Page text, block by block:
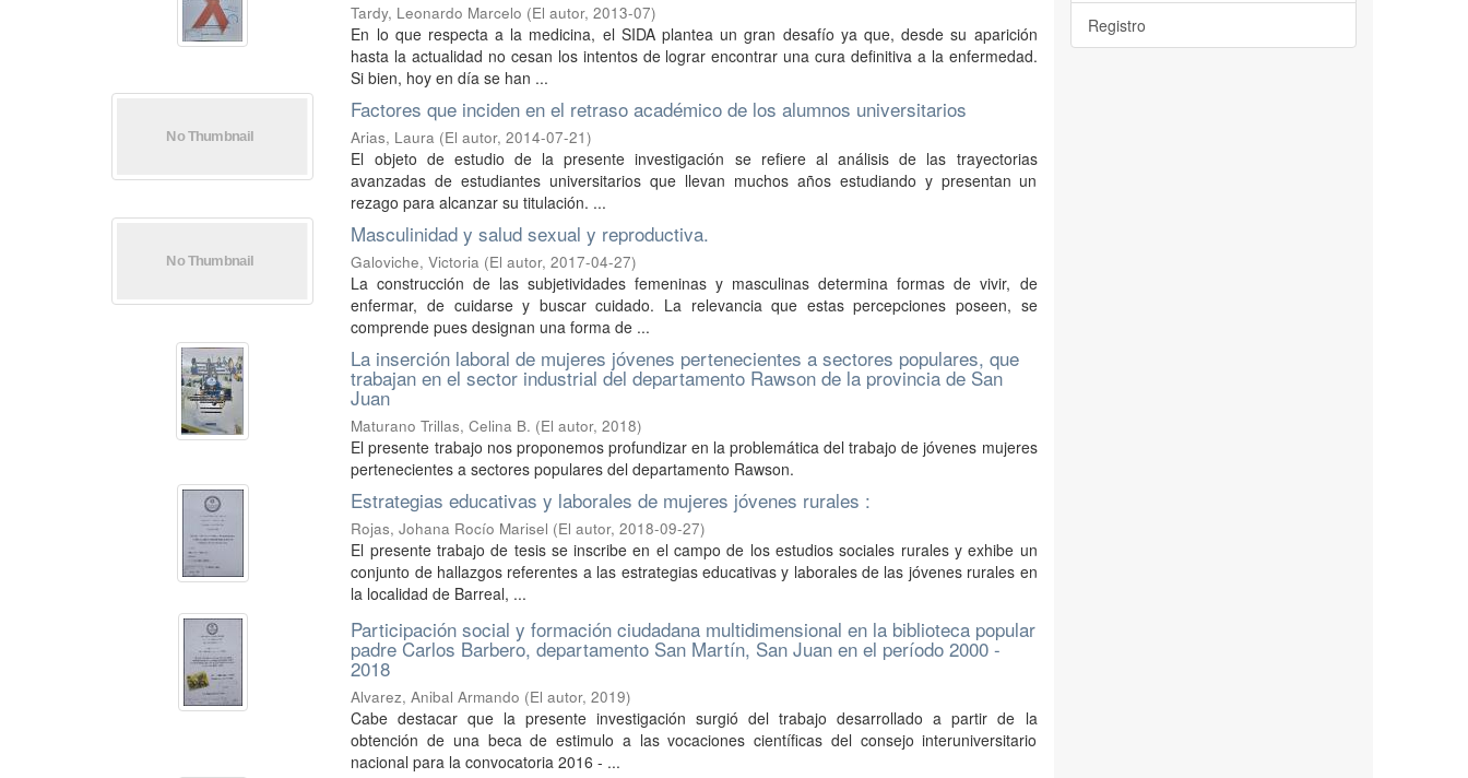
Tardy, Leonardo Marcelo (El autor,2013-07)
En lo que respecta a la medicina, el SIDA plantea un gran desafío ya que, desde su aparición
hasta la actualidad no cesan los intentos de lograr encontrar una cura definitiva a la enfermedad.
Si bien, hoy en día se han ...
Factores que inciden en el retraso académico de los alumnos universitarios
Arias, Laura (El autor,2014-07-21)
El objeto de estudio de la presente investigación se refiere al análisis de las trayectorias
avanzadas de estudiantes universitarios que llevan muchos años estudiando y presentan un
rezago para alcanzar su titulación. ...
Masculinidad y salud sexual y reproductiva.
Galoviche, Victoria (El autor,2017-04-27)
La construcción de las subjetividades femeninas y masculinas determina formas de vivir, de
enfermar, de cuidarse y buscar cuidado. La relevancia que estas percepciones poseen, se
comprende pues designan una forma de ...
La inserción laboral de mujeres jóvenes pertenecientes a sectores populares, que
trabajan en el sector industrial del departamento Rawson de la provincia de San
Juan
Maturano Trillas, Celina B. (El autor,2018)
El presente trabajo nos proponemos profundizar en la problemática del trabajo de jóvenes mujeres
pertenecientes a sectores populares del departamento Rawson.
Estrategias educativas y laborales de mujeres jóvenes rurales :
Rojas, Johana Rocío Marisel (El autor,2018-09-27)
El presente trabajo de tesis se inscribe en el campo de los estudios sociales rurales y exhibe un
conjunto de hallazgos referentes a las estrategias educativas y laborales de las jóvenes rurales en
la localidad de Barreal, ...
Participación social y formación ciudadana multidimensional en la biblioteca popular
padre Carlos Barbero, departamento San Martín, San Juan en el período 2000 -
2018
Alvarez, Anibal Armando (El autor,2019)
Cabe destacar que la presente investigación surgió del trabajo desarrollado a partir de la
obtención de una beca de estimulo a las vocaciones científicas del consejo interuniversitario
nacional para la convocatoria 2016 - ...
Registro